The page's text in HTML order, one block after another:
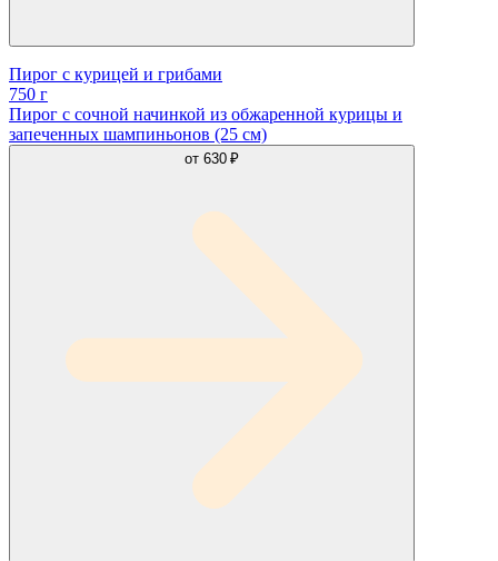
Пирог с курицей и грибами
750 г
Пирог с сочной начинкой из обжаренной курицы и
запеченных шампиньонов (25 см)
от 630 ₽